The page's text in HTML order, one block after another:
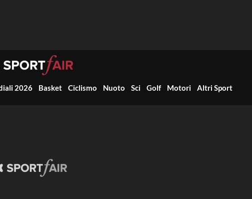
2026 Basket Ciclismo Nuoto Sci Golf Motori Altri Sport